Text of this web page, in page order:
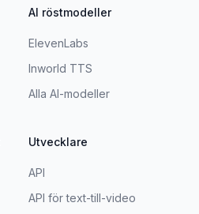
AI röstmodeller
ElevenLabs
Inworld TTS
Alla AI-modeller
Utvecklare
API
API för text-till-video